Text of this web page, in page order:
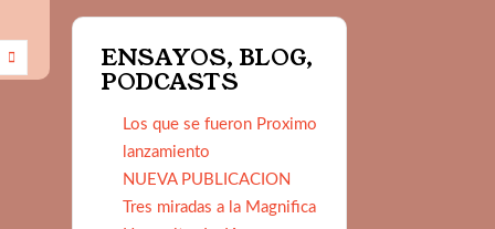
ENSAYOS, BLOG,
PODCASTS
Los que se fueron Proximo
lanzamiento
NUEVA PUBLICACION
Tres miradas a la Magnifica